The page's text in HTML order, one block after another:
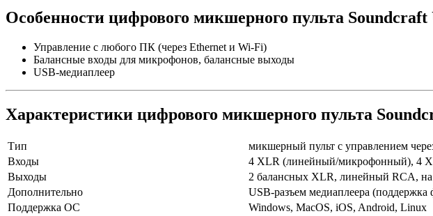
Особенности цифрового микшерного пульта Soundcraft
Управление с любого ПК (через Ethernet и Wi-Fi)
Балансные входы для микрофонов, балансные выходы
USB-медиаплеер
Характеристики цифрового микшерного пульта
Тип
микшерный пульт с управлением
Входы
4 XLR (линейный/микрофонный), 4
Выходы
2 балансных XLR, линейный RCA,
Дополнительно
USB-разъем медиаплеера
Поддержка ОС
Windows, MacOS, iOS, Android, Linux